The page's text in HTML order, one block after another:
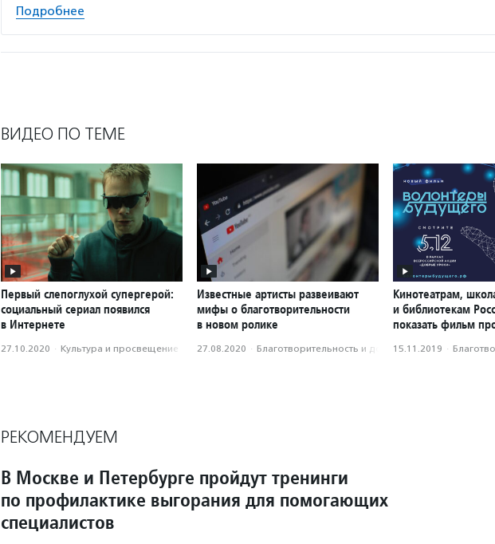
Подробнее
ВИДЕО ПО ТЕМЕ
Первый слепоглухой супергерой:
социальный сериал появился
в Интернете
27.10.2020 · Культура и просвещение
Известные артисты развеивают
мифы о благотворительности
в новом ролике
27.08.2020 · Благотвори­тель­ность и доброволь­чест­во
Кинотеатрам,
и библиотекам
показать фильм
15.11.2019 ·
РЕКОМЕНДУЕМ
В Москве и Петербурге пройдут тренинги
по профилактике выгорания для помогающих
специалистов